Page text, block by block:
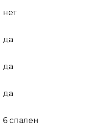
нет
да
да
да
6 спален